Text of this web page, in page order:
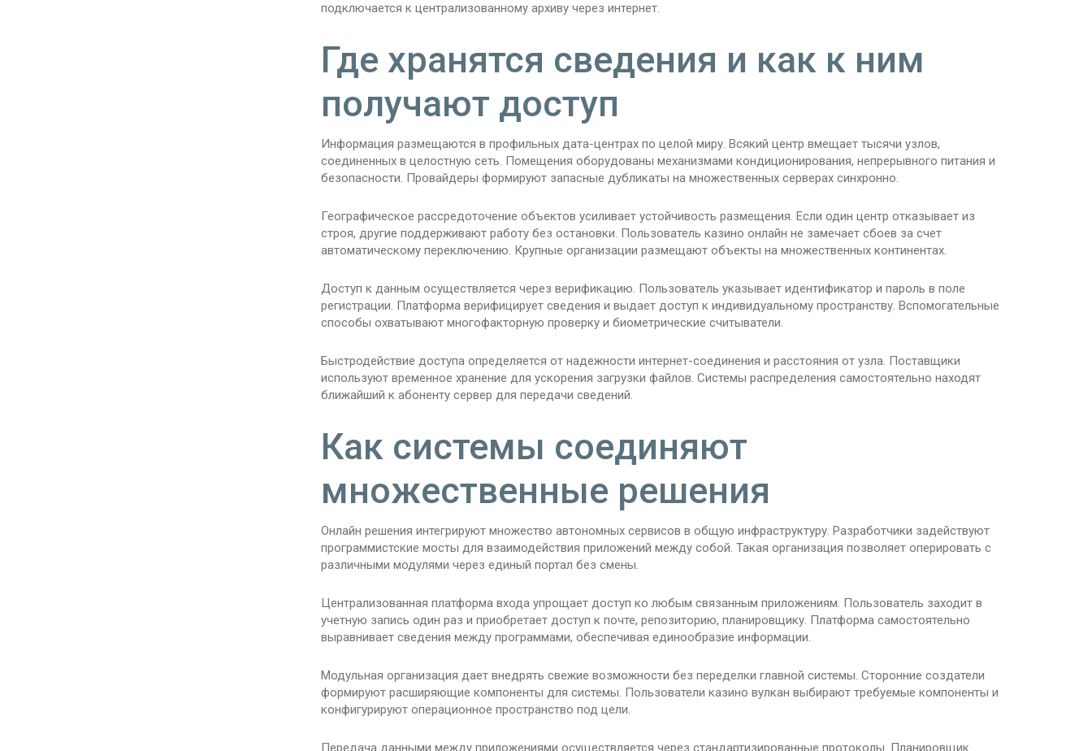
подключается к централизованному архиву через интернет.
Где хранятся сведения и как к ним
получают доступ
Информация размещаются в профильных дата-центрах по целой миру. Всякий центр вмещает тысячи узлов,
соединенных в целостную сеть. Помещения оборудованы механизмами кондиционирования, непрерывного питания и
безопасности. Провайдеры формируют запасные дубликаты на множественных серверах синхронно.
Географическое рассредоточение объектов усиливает устойчивость размещения. Если один центр отказывает из
строя, другие поддерживают работу без остановки. Пользователь казино онлайн не замечает сбоев за счет
автоматическому переключению. Крупные организации размещают объекты на множественных континентах.
Доступ к данным осуществляется через верификацию. Пользователь указывает идентификатор и пароль в поле
регистрации. Платформа верифицирует сведения и выдает доступ к индивидуальному пространству. Вспомогательные
способы охватывают многофакторную проверку и биометрические считыватели.
Быстродействие доступа определяется от надежности интернет-соединения и расстояния от узла. Поставщики
используют временное хранение для ускорения загрузки файлов. Системы распределения самостоятельно находят
ближайший к абоненту сервер для передачи сведений.
Как системы соединяют
множественные решения
Онлайн решения интегрируют множество автономных сервисов в общую инфраструктуру. Разработчики задействуют
программистские мосты для взаимодействия приложений между собой. Такая организация позволяет оперировать с
различными модулями через единый портал без смены.
Централизованная платформа входа упрощает доступ ко любым связанным приложениям. Пользователь заходит в
учетную запись один раз и приобретает доступ к почте, репозиторию, планировщику. Платформа самостоятельно
выравнивает сведения между программами, обеспечивая единообразие информации.
Модульная организация дает внедрять свежие возможности без переделки главной системы. Сторонние создатели
формируют расширяющие компоненты для системы. Пользователи казино вулкан выбирают требуемые компоненты и
конфигурируют операционное пространство под цели.
Передача данными между приложениями осуществляется через стандартизированные протоколы. Планировщик